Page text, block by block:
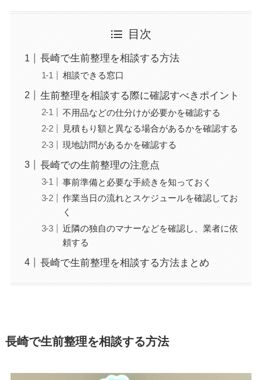
目次
長崎で生前整理を相談する方法
相談できる窓口
生前整理を相談する際に確認すべきポイント
不用品などの仕分けが必要かを確認する
見積もり額と異なる場合があるかを確認する
現地訪問があるかを確認する
長崎での生前整理の注意点
事前準備と必要な手続きを知っておく
作業当日の流れとスケジュールを確認してお
く
近隣の独自のマナーなどを確認し、業者に依
頼する
長崎で生前整理を相談する方法まとめ
長崎で生前整理を相談する方法